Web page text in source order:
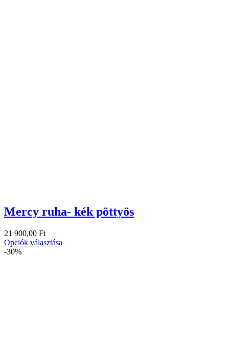
Mercy ruha- kék pöttyös
21 900,00 Ft
Opciók választása
-30%